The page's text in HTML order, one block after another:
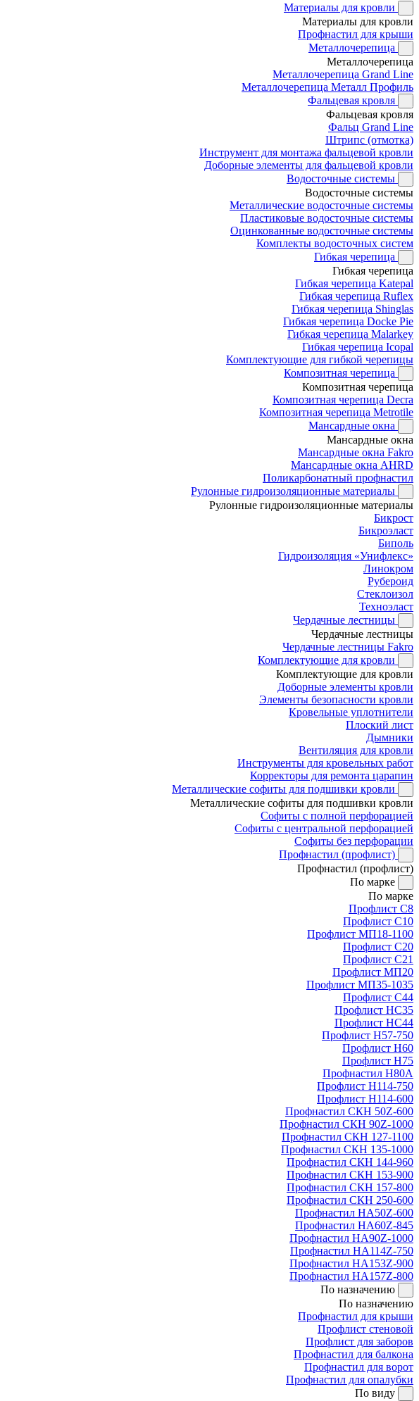
Материалы для кровли
Материалы для кровли
Профнастил для крыши
Металлочерепица
Металлочерепица
Металлочерепица Grand Line
Металлочерепица Металл Профиль
Фальцевая кровля
Фальцевая кровля
Фальц Grand Line
Штрипс (отмотка)
Инструмент для монтажа фальцевой кровли
Доборные элементы для фальцевой кровли
Водосточные системы
Водосточные системы
Металлические водосточные системы
Пластиковые водосточные системы
Оцинкованные водосточные системы
Комплекты водосточных систем
Гибкая черепица
Гибкая черепица
Гибкая черепица Katepal
Гибкая черепица Ruflex
Гибкая черепица Shinglas
Гибкая черепица Docke Pie
Гибкая черепица Malarkey
Гибкая черепица Icopal
Комплектующие для гибкой черепицы
Композитная черепица
Композитная черепица
Композитная черепица Decra
Композитная черепица Metrotile
Мансардные окна
Мансардные окна
Мансардные окна Fakro
Мансардные окна AHRD
Поликарбонатный профнастил
Рулонные гидроизоляционные материалы
Рулонные гидроизоляционные материалы
Бикрост
Бикроэласт
Биполь
Гидроизоляция «Унифлекс»
Линокром
Рубероид
Стеклоизол
Техноэласт
Чердачные лестницы
Чердачные лестницы
Чердачные лестницы Fakro
Комплектующие для кровли
Комплектующие для кровли
Доборные элементы кровли
Элементы безопасности кровли
Кровельные уплотнители
Плоский лист
Дымники
Вентиляция для кровли
Инструменты для кровельных работ
Корректоры для ремонта царапин
Металлические софиты для подшивки кровли
Металлические софиты для подшивки кровли
Софиты с полной перфорацией
Софиты с центральной перфорацией
Софиты без перфорации
Профнастил (профлист)
Профнастил (профлист)
По марке
По марке
Профлист С8
Профлист С10
Профлист МП18-1100
Профлист С20
Профлист С21
Профлист МП20
Профлист МП35-1035
Профлист С44
Профлист НС35
Профлист НС44
Профлист Н57-750
Профлист Н60
Профлист Н75
Профнастил Н80А
Профлист Н114-750
Профлист Н114-600
Профнастил СКН 50Z-600
Профнастил СКН 90Z-1000
Профнастил СКН 127-1100
Профнастил СКН 135-1000
Профнастил СКН 144-960
Профнастил СКН 153-900
Профнастил СКН 157-800
Профнастил СКН 250-600
Профнастил НА50Z-600
Профнастил НА60Z-845
Профнастил НА90Z-1000
Профнастил НА114Z-750
Профнастил НА153Z-900
Профнастил НА157Z-800
По назначению
По назначению
Профнастил для крыши
Профлист стеновой
Профлист для заборов
Профнастил для балкона
Профнастил для ворот
Профнастил для опалубки
По виду